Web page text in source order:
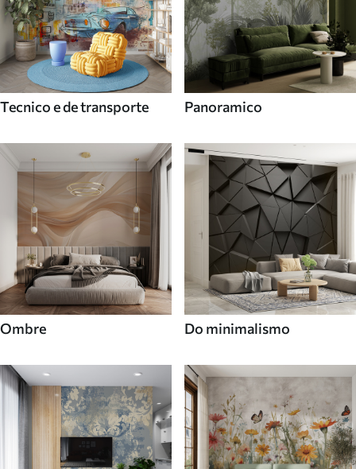
Tecnico e de transporte Panoramico
Ombre Do minimalismo